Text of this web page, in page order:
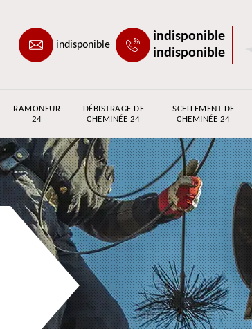
indisponible
indisponible
indisponible
RAMONEUR
24
DÉBISTRAGE DE
CHEMINÉE 24
SCELLEMENT DE
CHEMINÉE 24